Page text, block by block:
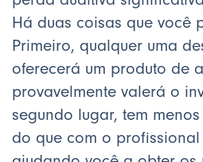
Há duas coisas que você
Primeiro, qualquer uma
oferecerá um produto de
provavelmente valerá o
segundo lugar, tem
do que com o